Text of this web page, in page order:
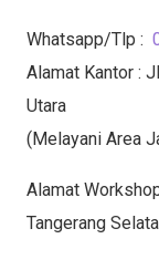
Whatsapp/Tlp :
Alamat Kantor :
Utara
(Melayani Area
Alamat
Tangerang